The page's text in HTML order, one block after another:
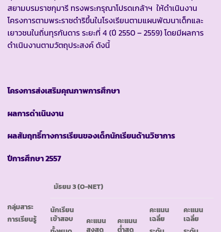
สยามบรมราชกุมารี ทรงพระกรุณาโปรดเกล้าฯ ให้ดำเนินงาน
โครงการตามพระราชดำริขึ้นในโรงเรียนตามแผนพัฒนาเด็กและ
เยาวชนในถิ่นทุรกันดาร ระยะที่ 4 (ปี 2550 – 2559) โดยมีผลการ
ดำเนินงานตามวัตถุประสงค์ ดังนี้
โครงการส่งเสริมคุณภาพการศึกษา
ผลการดำเนินงาน
ผลสัมฤทธิ์ทางการเรียนของเด็กนักเรียนด้านวิชาการ
ปีการศึกษา2557
กลุ่มสาระ
การเรียนรู้
มัธยม 3(O-NET)
นักเรียน
เข้าสอบ
คะแนน
สูงสุด
คะแนน
ต่ำสุด
คะแนน
เฉลี่ย
คะแนน
เฉลี่ย